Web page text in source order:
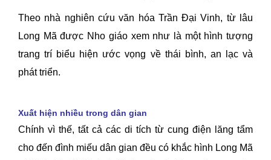
Theo nhà nghiên cứu văn hóa Trần Đại Vinh, từ lâu
Long Mã được Nho giáo xem như là một hình tượng
trang trí biểu hiện ước vọng về thái bình, an lạc và
phát triển.
Xuất hiện nhiều trong dân gian
Chính vì thế, tất cả các di tích từ cung điện lăng tẩm
cho đến đình miếu dân gian đều có khắc hình Long Mã